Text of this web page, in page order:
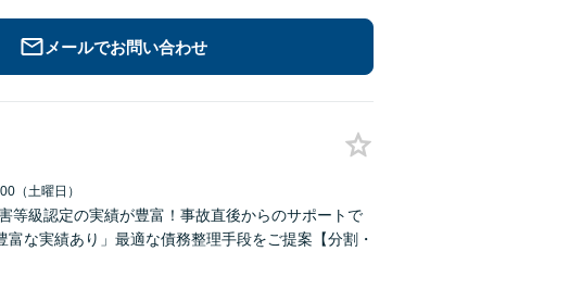
メールでお問い合わせ
（土曜日）
等級認定の実績が豊富！事故直後からのサポートで
な実績あり」最適な債務整理手段をご提案【分割・